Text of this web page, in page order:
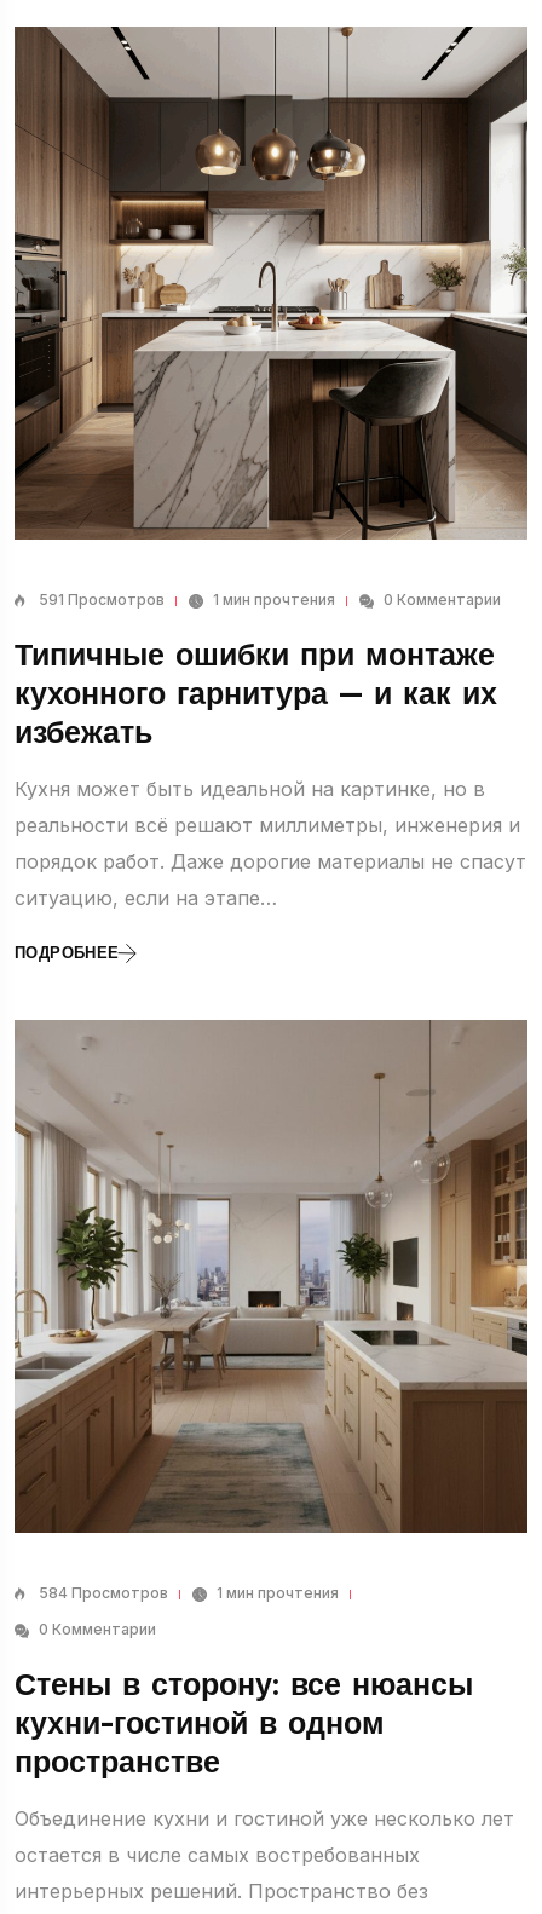
591 Просмотров 1 мин прочтения 0 Комментарии
Типичные ошибки при монтаже
кухонного гарнитура — и как их
избежать
Кухня может быть идеальной на картинке, но в
реальности всё решают миллиметры, инженерия и
порядок работ. Даже дорогие материалы не спасут
ситуацию, если на этапе…
ПОДРОБНЕЕ
584 Просмотров
1 мин прочтения
0 Комментарии
Стены в сторону: все нюансы
кухни-гостиной в одном
пространстве
Объединение кухни и гостиной уже несколько лет
остается в числе самых востребованных
интерьерных решений. Пространство без